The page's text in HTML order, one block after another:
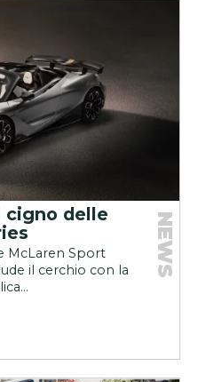
cigno delle
McLaren Sport
il cerchio con la
NEWS